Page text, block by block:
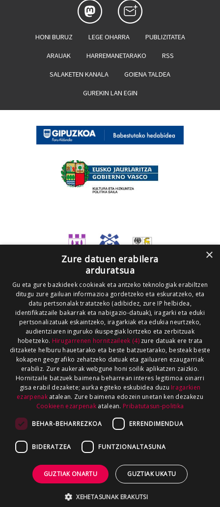
HONI BURUZ LEGE OHARRA PUBLIZITATEA
ARAUAK HARREMANETARAKO RSS
SALAKETEN KANALA GOIENA TALDEA
GUREKIN LAN EGIN
×
Zure datuen erabilera
arduratsua
Gu eta gure bazkideek cookieak eta antzeko teknologiak erabiltzen
ditugu zure gailuan informazioa gordetzeko eta eskuratzeko, eta
datu pertsonalak tratatzeko (adibidez, zure IP helbidea,
identifikatzaile bakarrak eta nabigazio-datuak), iragarki eta eduki
pertsonalizatuak eskaintzeko, iragarkiak eta edukia neurtzeko,
audientziaren inguruko ikuspegiak lortzeko eta zerbitzuak
hobetzeko. Hirugarrenen hornitzaileek (4)zure datuak ere trata
ditzakete helburu hauetarako eta beste batzuetarako, besteak beste
kokapen geografiko zehatzeko datuak eta gailuaren ezaugarriak
erabiliz. Zure aukerak webgune honi soilik aplikatzen zaizkio.
Hornitzaile batzuek baimena beharrean interes legitimoa oinarri
gisa erabil dezakete; aurka egiteko eskubidea duzu Iragarkien
ezarpenakatalean. Zure baimena edozein unetan ken dezakezu
Cookieen ezarpenak atalean. Pribatutasun-politika
BEHAR-BEHARREZKOA ERRENDIMENDUA
BIDERATZEA FUNTZIONALTASUNA
GUZTIAK ONARTU GUZTIAK UKATU
XEHETASUNAK ERAKUTSI